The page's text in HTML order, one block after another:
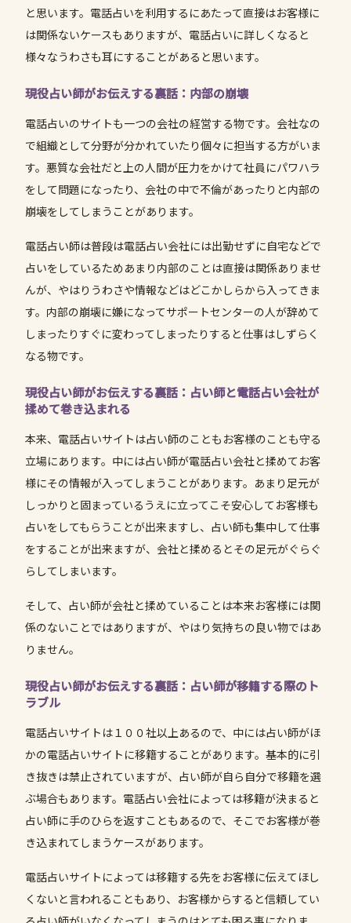
と思います。電話占いを利用するにあたって直接はお客様に
は関係ないケースもありますが、電話占いに詳しくなると
様々なうわさも耳にすることがあると思います。
現役占い師がお伝えする裏話：内部の崩壊
電話占いのサイトも一つの会社の経営する物です。会社なの
で組織として分野が分かれていたり個々に担当する方がいま
す。悪質な会社だと上の人間が圧力をかけて社員にパワハラ
をして問題になったり、会社の中で不倫があったりと内部の
崩壊をしてしまうことがあります。
電話占い師は普段は電話占い会社には出勤せずに自宅などで
占いをしているためあまり内部のことは直接は関係ありませ
んが、やはりうわさや情報などはどこかしらから入ってきま
す。内部の崩壊に嫌になってサポートセンターの人が辞めて
しまったりすぐに変わってしまったりすると仕事はしずらく
なる物です。
現役占い師がお伝えする裏話：占い師と電話占い会社が
揉めて巻き込まれる
本来、電話占いサイトは占い師のこともお客様のことも守る
立場にあります。中には占い師が電話占い会社と揉めてお客
様にその情報が入ってしまうことがあります。あまり足元が
しっかりと固まっているうえに立ってこそ安心してお客様も
占いをしてもらうことが出来ますし、占い師も集中して仕事
をすることが出来ますが、会社と揉めるとその足元がぐらぐ
らしてしまいます。
そして、占い師が会社と揉めていることは本来お客様には関
係のないことではありますが、やはり気持ちの良い物ではあ
りません。
現役占い師がお伝えする裏話：占い師が移籍する際のト
ラブル
電話占いサイトは１００社以上あるので、中には占い師がほ
かの電話占いサイトに移籍することがあります。基本的に引
き抜きは禁止されていますが、占い師が自ら自分で移籍を選
ぶ場合もあります。電話占い会社によっては移籍が決まると
占い師に手のひらを返すこともあるので、そこでお客様が巻
き込まれてしまうケースがあります。
電話占いサイトによっては移籍する先をお客様に伝えてほし
くないと言われることもあり、お客様からすると信頼してい